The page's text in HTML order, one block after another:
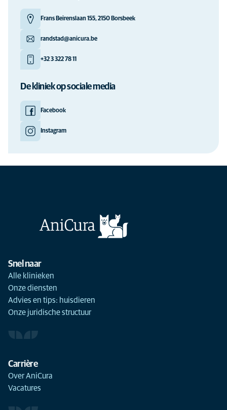
Frans Beirenslaan 155, 2150 Borsbeek
randstad@anicura.be
+32 3 322 78 11
De kliniek op sociale media
Facebook
Instagram
Snel naar
Alle klinieken
Onze diensten
Advies en tips: huisdieren
Onze juridische structuur
Carrière
Over AniCura
Vacatures